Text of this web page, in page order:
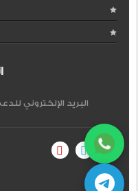
البريد الإلكتروني